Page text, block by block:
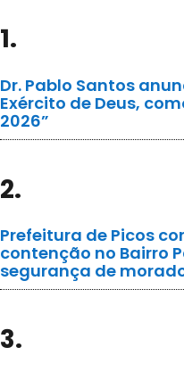
1.
Dr. Pablo Santos
Exército de Deus,
2026”
2.
Prefeitura de Picos
contenção no Bairro
segurança de
3.